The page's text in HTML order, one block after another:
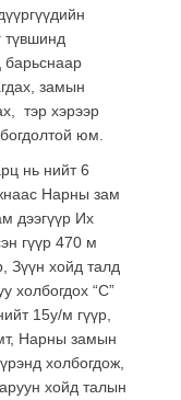
түвшинд
барьснаар
замын
тэр хэрээр
юм.
нь нийт 6
Нарны зам
дээгүүр Их
гүүр 470 м
Зүүн хойд талд
холбогдох “С”
15у/м гүүр,
Нарны замын
холбогдож,
хойд талын